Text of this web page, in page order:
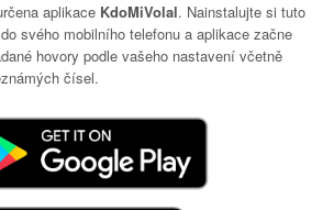
aplikace KdoMiVolal. Nainstalujte si tuto
svého mobilního telefonu a aplikace začne
hovory podle vašeho nastavení včetně
čísel.